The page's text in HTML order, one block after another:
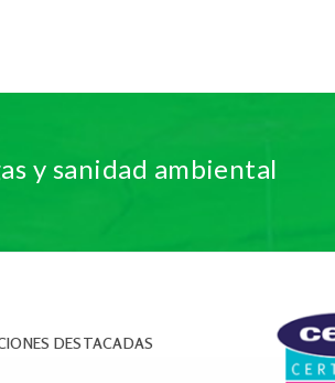
y sanidad ambiental
DESTACADAS